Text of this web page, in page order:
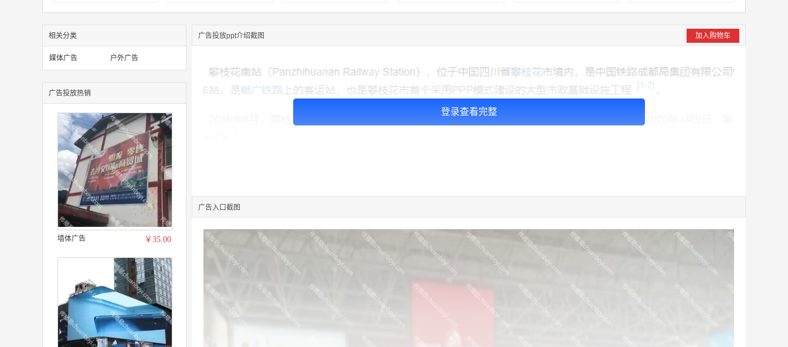
12:40:20 177****7961 联系了该媒体所在商家
相关分类
媒体广告 户外广告
广告投放热销
墙体广告 ￥35.00
广告投放ppt介绍截图 加入购物车
登录查看完整
广告入口截图